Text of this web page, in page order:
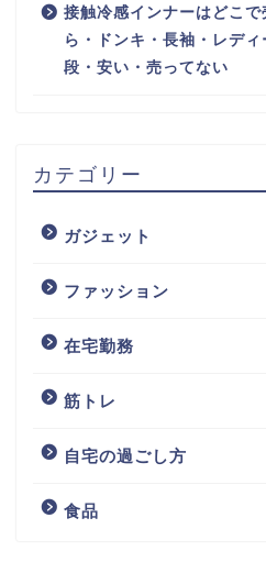
接触冷感インナーはどこ
ら・ドンキ・長袖・レデ
段・安い・売ってない
カテゴリー
ガジェット
ファッション
在宅勤務
筋トレ
自宅の過ごし方
食品